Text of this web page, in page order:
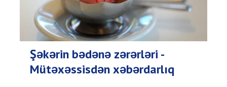
Şəkərin bədənə zərərləri -
Mütəxəssisdən xəbərdarlıq